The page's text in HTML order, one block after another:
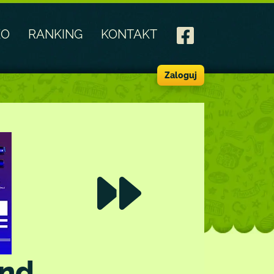
RANKING KONTAKT
Zaloguj